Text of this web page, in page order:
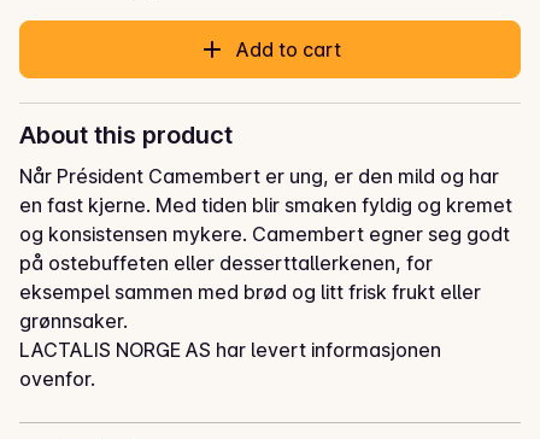
Add to cart
About this product
Når Président Camembert er ung, er den mild og har
en fast kjerne. Med tiden blir smaken fyldig og kremet
og konsistensen mykere. Camembert egner seg godt
på ostebuffeten eller desserttallerkenen, for
eksempel sammen med brød og litt frisk frukt eller
grønnsaker.
LACTALIS NORGE AS har levert informasjonen
ovenfor.